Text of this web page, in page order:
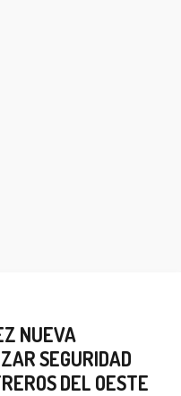
NUEVA
SEGURIDAD
DEL OESTE